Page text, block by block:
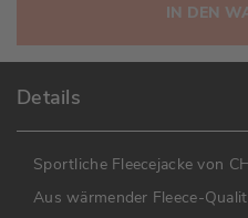
IN DEN
Details
Sportliche Fleecejacke von
Aus wärmender Fleece-